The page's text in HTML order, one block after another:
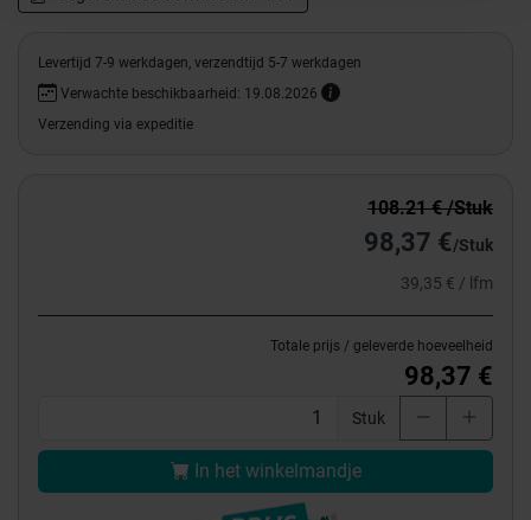
Levertijd 7-9 werkdagen, verzendtijd 5-7 werkdagen
Verwachte beschikbaarheid: 19.08.2026
Verzending via expeditie
108.21 € /Stuk
98,37 €/Stuk
39,35 € / lfm
Totale prijs / geleverde hoeveelheid
98,37 €
Stuk
In het winkelmandje